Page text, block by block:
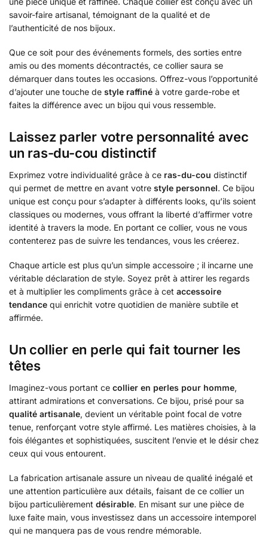
savoir-faire artisanal, témoignant de la qualité et de
l’authenticité de nos bijoux.
Que ce soit pour des événements formels, des sorties entre
amis ou des moments décontractés, ce collier saura se
démarquer dans toutes les occasions. Offrez-vous l’opportunité
d’ajouter une touche de style raffiné à votre garde-robe et
faites la différence avec un bijou qui vous ressemble.
Laissez parler votre personnalité avec
un ras-du-cou distinctif
Exprimez votre individualité grâce à ce ras-du-cou distinctif
qui permet de mettre en avant votre style personnel. Ce bijou
unique est conçu pour s’adapter à différents looks, qu’ils soient
classiques ou modernes, vous offrant la liberté d’affirmer votre
identité à travers la mode. En portant ce collier, vous ne vous
contenterez pas de suivre les tendances, vous les créerez.
Chaque article est plus qu’un simple accessoire ; il incarne une
véritable déclaration de style. Soyez prêt à attirer les regards
et à multiplier les compliments grâce à cet accessoire
tendance qui enrichit votre quotidien de manière subtile et
affirmée.
Un collier en perle qui fait tourner les
têtes
Imaginez-vous portant ce collier en perles pour homme,
attirant admirations et conversations. Ce bijou, prisé pour sa
qualité artisanale, devient un véritable point focal de votre
tenue, renforçant votre style affirmé. Les matières choisies, à la
fois élégantes et sophistiquées, suscitent l’envie et le désir chez
ceux qui vous entourent.
La fabrication artisanale assure un niveau de qualité inégalé et
une attention particulière aux détails, faisant de ce collier un
bijou particulièrement désirable. En misant sur une pièce de
luxe faite main, vous investissez dans un accessoire intemporel
qui ne manquera pas de vous rendre mémorable.